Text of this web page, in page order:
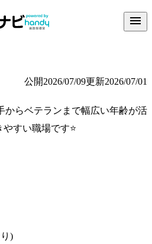
公開2026/07/09更新2026/07/01
からベテランまで幅広い年齢が活
すい職場です⭐
)